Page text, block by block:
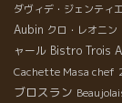
ダヴィデ・ジェンティエ
Aubin クロ・レオニン
ャール Bistro Trois
Cachette Masa chef
ブロスラン